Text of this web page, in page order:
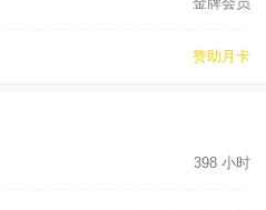
赞助月卡
398 小时